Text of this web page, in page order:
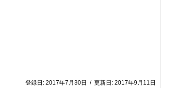
登録日: 2017年7月30日 / 更新日: 2017年9月11日